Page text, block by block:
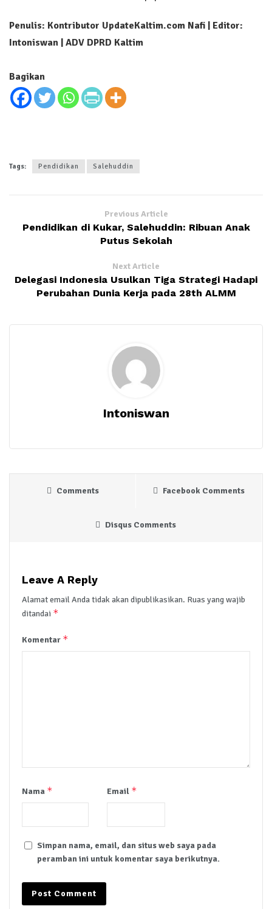
Penulis: Kontributor UpdateKaltim.com Nafi | Editor:
Intoniswan | ADV DPRD Kaltim
Bagikan
Tags: Pendidikan Salehuddin
Previous Article
Pendidikan di Kukar, Salehuddin: Ribuan Anak
Putus Sekolah
Next Article
Delegasi Indonesia Usulkan Tiga Strategi Hadapi
Perubahan Dunia Kerja pada 28th ALMM
Intoniswan
Comments Facebook Comments
Disqus Comments
Leave A Reply
Alamat email Anda tidak akan dipublikasikan. Ruas yang wajib
ditandai *
Komentar *
Nama * Email *
Simpan nama, email, dan situs web saya pada
peramban ini untuk komentar saya berikutnya.